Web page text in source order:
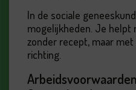
In de sociale
mogelijkheden. Je
zonder recept, maar
richting.